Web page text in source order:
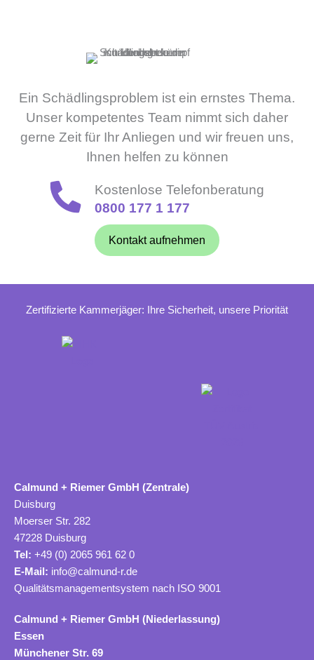
Ein Schädlingsproblem ist ein ernstes Thema.
Unser kompetentes Team nimmt sich daher
gerne Zeit für Ihr Anliegen und wir freuen uns,
Ihnen helfen zu können
Kostenlose Telefonberatung
0800 177 1 177
Kontakt aufnehmen
Zertifizierte Kammerjäger: Ihre Sicherheit, unsere Priorität
Calmund + Riemer GmbH (Zentrale)
Duisburg
Moerser Str. 282
47228 Duisburg
Tel: +49 (0) 2065 961 62 0
E-Mail: info@calmund-r.de
Qualitätsmanagementsystem nach ISO 9001
Calmund + Riemer GmbH (Niederlassung)
Essen
Münchener Str. 69